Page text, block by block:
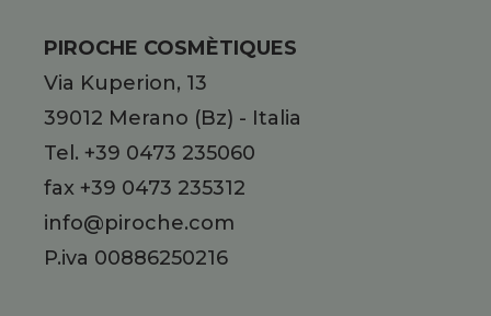
PIROCHE COSMÈTIQUES
Via Kuperion, 13
39012 Merano (Bz) - Italia
Tel.+39 0473 235060
fax +39 0473 235312
info@piroche.com
P.iva 00886250216